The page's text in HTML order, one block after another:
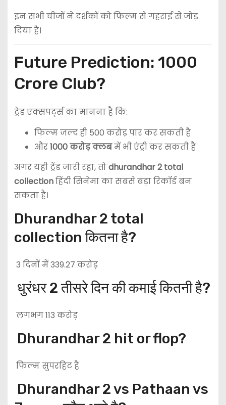
इन सभी चीजों ने दर्शकों को फिल्म से गहराई से जोड़
दिया है।
Future Prediction: 1000
Crore Club?
ट्रेड एक्सपर्ट्स का मानना है कि:
फिल्म जल्द ही 500 करोड़ पार कर सकती है
और1000 करोड़ क्लबमें भी एंट्री कर सकती है
अगर यही ट्रेंड जारी रहा, तोdhurandhar 2 total
collectionहिंदी सिनेमा का सबसे बड़ा रिकॉर्ड बन
सकता है।
Dhurandhar 2 total
collection कितना है?
3 दिनों में 339.27 करोड़
धुरंधर 2 तीसरे दिन की कमाई कितनी है?
लगभग 113 करोड़
Dhurandhar 2 hit or flop?
फिल्म सुपरहिट है
Dhurandhar 2 vs Pathaan vs